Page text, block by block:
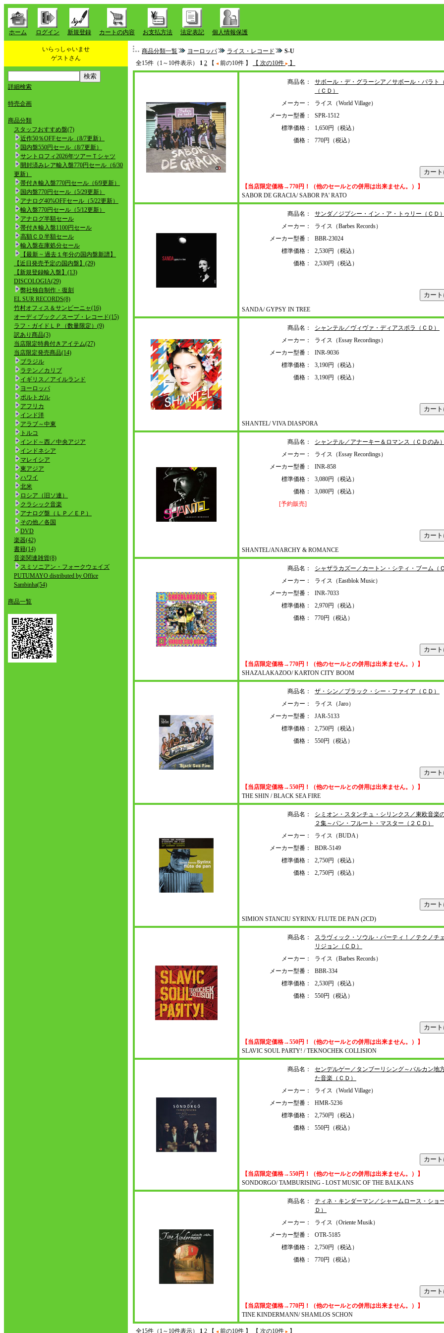
ホーム ログイン 新規登録 カートの内容 お支払方法 法定表記 個人情報保護
いらっしゃいませ
ゲストさん
詳細検索
特売企画
商品分類
スタッフおすすめ盤(7)
近作50％OFFセール（8/7更新）
国内盤550円セール（8/7更新）
サントロフィ2026年ツアーＴシャツ
開封済みレア輸入盤770円セール（6/30
更新）
帯付き輸入盤770円セール（6/9更新）
国内盤770円セール（5/29更新）
アナログ40%OFFセール（5/22更新）
輸入盤770円セール（5/12更新）
アナログ半額セール
帯付き輸入盤1100円セール
高額ＣＤ半額セール
輸入盤在庫処分セール
【最新 ~ 過去１年分の国内盤新譜】
【近日発売予定の国内盤】(29)
【新規登録輸入盤】(13)
DISCOLOGIA(29)
弊社独自制作・復刻
EL SUR RECORDS(8)
竹村オフィス＆サンビーニャ(16)
オーディブック／スープ・レコード(15)
ラフ・ガイドＬＰ（数量限定）(9)
訳あり商品(3)
当店限定特典付きアイテム(27)
当店限定発売商品(14)
ブラジル
ラテン／カリブ
イギリス／アイルランド
ヨーロッパ
ポルトガル
アフリカ
インド洋
アラブ～中東
トルコ
インド～西／中央アジア
インドネシア
マレイシア
東アジア
ハワイ
北米
ロシア（旧ソ連）
クラシック音楽
アナログ盤（ＬＰ／ＥＰ）
その他／各国
DVD
楽器(42)
書籍(14)
音楽関連雑貨(8)
スミソニアン・フォークウェイズ
PUTUMAYO distributed by Office
Sambinha(54)
商品一覧
商品分類一覧 ヨーロッパ ライス・レコード
S-U
全15件（1～10件表示） 1 2 【 前の10件 】 【 次の10件 】
商品名：
サボール・デ・グラーシア／サボール・パラト
（ＣＤ）
メーカー：
ライス（World Village）
メーカー型番：
SPR-1512
標準価格：
1,650円（税込）
価格：
770円（税込）
【当店限定価格→770円！（他のセールとの併用は出来ません。）】
SABOR DE GRACIA/ SABOR PA' RATO
商品名：
サンダ／ジプシー・イン・ア・トゥリー（ＣＤ
メーカー：
ライス（Barbes Records）
メーカー型番：
BBR-23024
標準価格：
2,530円（税込）
価格：
2,530円（税込）
SANDA/ GYPSY IN TREE
商品名：
シャンテル／ヴィヴァ・ディアスポラ（ＣＤ）
メーカー：
ライス（Essay Recordings）
メーカー型番：
INR-9036
標準価格：
3,190円（税込）
価格：
3,190円（税込）
SHANTEL/ VIVA DIASPORA
商品名：
シャンテル／アナーキー＆ロマンス（ＣＤのみ
メーカー：
ライス（Essay Recordings）
メーカー型番：
INR-858
標準価格：
3,080円（税込）
価格：
3,080円（税込）
[予約販売]
SHANTEL/ANARCHY & ROMANCE
商品名：
シャザラカズー／カートン・シティ・ブーム（
メーカー：
ライス（Eastblok Music）
メーカー型番：
INR-7033
標準価格：
2,970円（税込）
価格：
770円（税込）
【当店限定価格→770円！（他のセールとの併用は出来ません。）】
SHAZALAKAZOO/ KARTON CITY BOOM
商品名：
ザ・シン／ブラック・シー・ファイア（ＣＤ）
メーカー：
ライス（Jaro）
メーカー型番：
JAR-5133
標準価格：
2,750円（税込）
価格：
550円（税込）
【当店限定価格→550円！（他のセールとの併用は出来ません。）】
THE SHIN / BLACK SEA FIRE
商品名：
シミオン・スタンチュ・シリンクス／東欧音
２集～パン・フルート・マスター（２ＣＤ）
メーカー：
ライス（BUDA）
メーカー型番：
BDR-5149
標準価格：
2,750円（税込）
価格：
2,750円（税込）
SIMION STANCIU SYRINX/ FLUTE DE PAN (2CD)
商品名：
スラヴィック・ソウル・パーティ！／テクノチ
リジョン（ＣＤ）
メーカー：
ライス（Barbes Records）
メーカー型番：
BBR-334
標準価格：
2,530円（税込）
価格：
550円（税込）
【当店限定価格→550円！（他のセールとの併用は出来ません。）】
SLAVIC SOUL PARTY! / TEKNOCHEK COLLISION
商品名：
センデルゲー／タンブーリシング～バルカン地
た音楽（ＣＤ）
メーカー：
ライス（World Village）
メーカー型番：
HMR-5236
標準価格：
2,750円（税込）
価格：
550円（税込）
【当店限定価格→550円！（他のセールとの併用は出来ません。）】
SONDORGO/ TAMBURISING - LOST MUSIC OF THE BALKANS
商品名：
ティネ・キンダーマン／シャームロース・ショ
Ｄ）
メーカー：
ライス（Oriente Musik）
メーカー型番：
OTR-5185
標準価格：
2,750円（税込）
価格：
770円（税込）
【当店限定価格→770円！（他のセールとの併用は出来ません。）】
TINE KINDERMANN/ SHAMLOS SCHON
全15件（1～10件表示） 1 2 【 前の10件 】 【 次の10件 】